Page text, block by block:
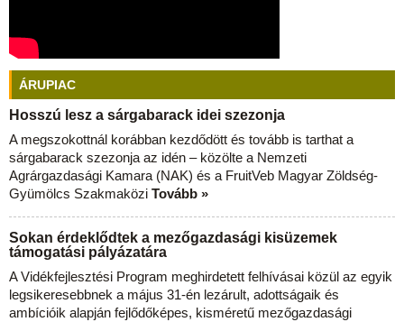
ÁRUPIAC
Hosszú lesz a sárgabarack idei szezonja
A megszokottnál korábban kezdődött és tovább is tarthat a
sárgabarack szezonja az idén – közölte a Nemzeti
Agrárgazdasági Kamara (NAK) és a FruitVeb Magyar Zöldség-
Gyümölcs Szakmaközi Tovább »
Sokan érdeklődtek a mezőgazdasági kisüzemek
támogatási pályázatára
A Vidékfejlesztési Program meghirdetett felhívásai közül az egyik
legsikeresebbnek a május 31-én lezárult, adottságaik és
ambícióik alapján fejlődőképes, kisméretű mezőgazdasági